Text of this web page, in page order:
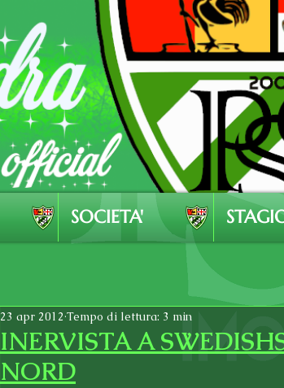
SOCIETA'
INERVISTA A
NORD
23 apr 2012 Tempo di lettura: 3 min